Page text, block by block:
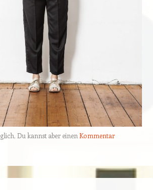
Du kannst aber einen Kommentar